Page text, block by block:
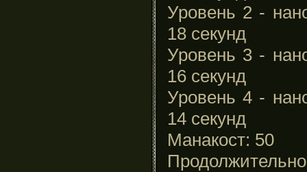
Уровень 2 -
18 секунд
Уровень 3 -
16 секунд
Уровень 4 -
14 секунд
Манакост: 50